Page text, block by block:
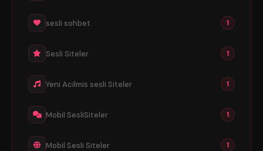
sesli sohbet 1
Sesli Siteler 1
Yeni Acilmis sesli Siteler 1
Mobil SesliSiteler 1
Mobil Sesli Siteler 1